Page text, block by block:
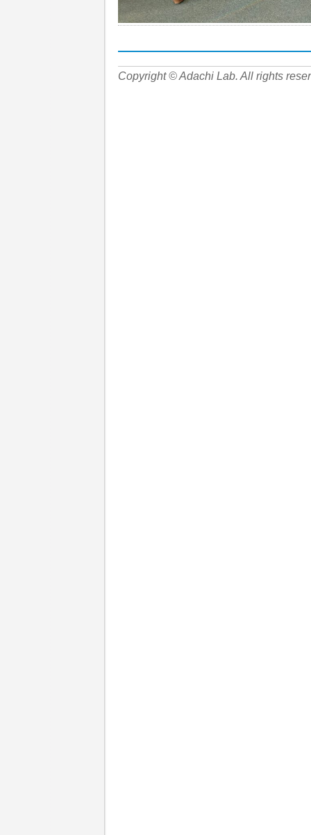
Copyright © Adachi Lab. All rights